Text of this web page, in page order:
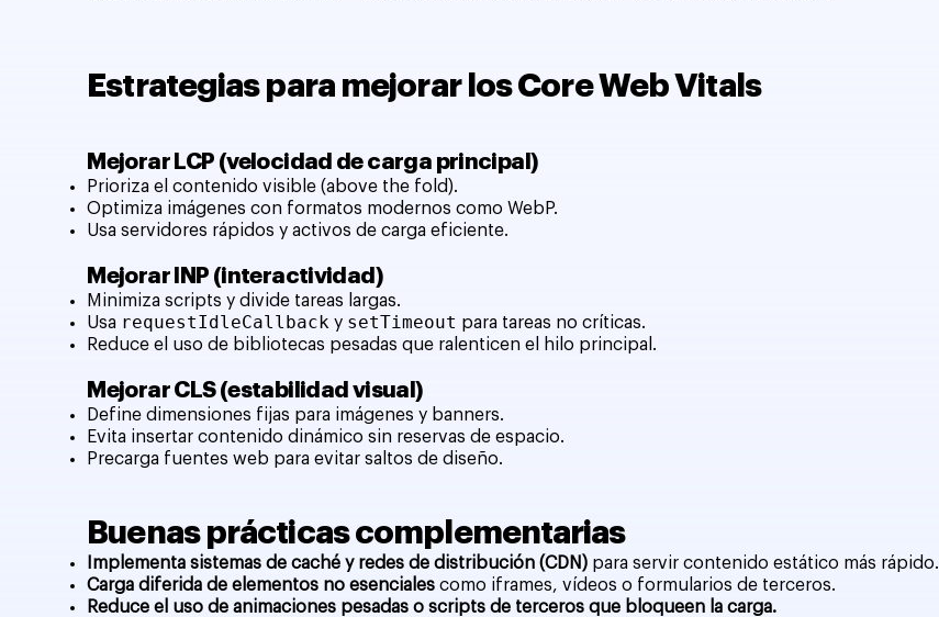
Estrategias para mejorar los Core Web Vitals
Mejorar LCP (velocidad de carga principal)
Prioriza el contenido visible (above the fold).
Optimiza imágenes con formatos modernos como WebP.
Usa servidores rápidos y activos de carga eficiente.
Mejorar INP (interactividad)
Minimiza scripts y divide tareas largas.
Usa requestIdleCallback y setTimeout para tareas no críticas.
Reduce el uso de bibliotecas pesadas que ralenticen el hilo principal.
Mejorar CLS (estabilidad visual)
Define dimensiones fijas para imágenes y banners.
Evita insertar contenido dinámico sin reservas de espacio.
Precarga fuentes web para evitar saltos de diseño.
Buenas prácticas complementarias
Implementa sistemas de caché y redes de distribución (CDN) para servir contenido estático más rápido.
Carga diferida de elementos no esenciales como iframes, vídeos o formularios de terceros.
Reduce el uso de animaciones pesadas o scripts de terceros que bloqueen la carga.